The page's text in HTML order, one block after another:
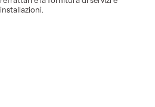
installazioni.